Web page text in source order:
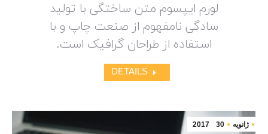
لورم ایپسوم متن ساختگی با تولید
سادگی نامفهوم از صنعت چاپ و با
استفاده از طراحان گرافیک است.
DETAILS
ژانویه 30
2017